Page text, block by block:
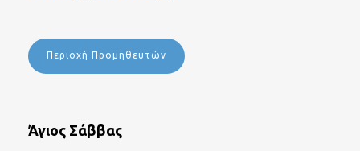
Περιοχή Προμηθευτών
Άγιος Σάββας